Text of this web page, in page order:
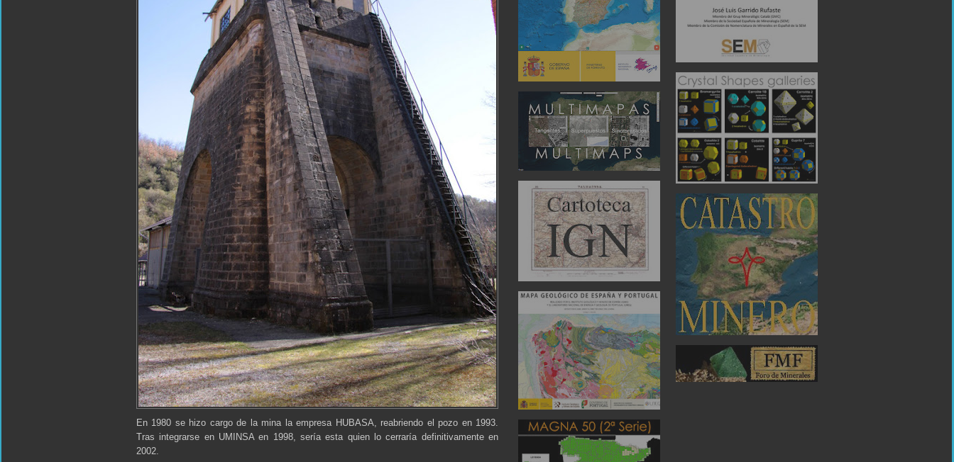
En 1980 se hizo cargo de la mina la empresa HUBASA, reabriendo el pozo en 1993.
Tras integrarse en UMINSA en 1998, sería esta quien lo cerraría definitivamente en
2002.